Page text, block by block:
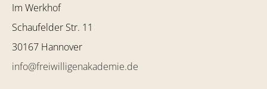
Im Werkhof
Schaufelder Str. 11
30167 Hannover
info@freiwilligenakademie.de